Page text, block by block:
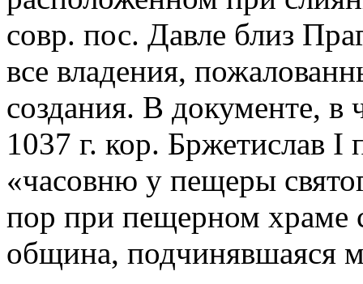
совр. пос. Давле близ
все владения,
создания. В документе, в
1037 г. кор. Бржетислав
«часовню у пещеры
пор при пещерном храме
община, подчинявшаяся